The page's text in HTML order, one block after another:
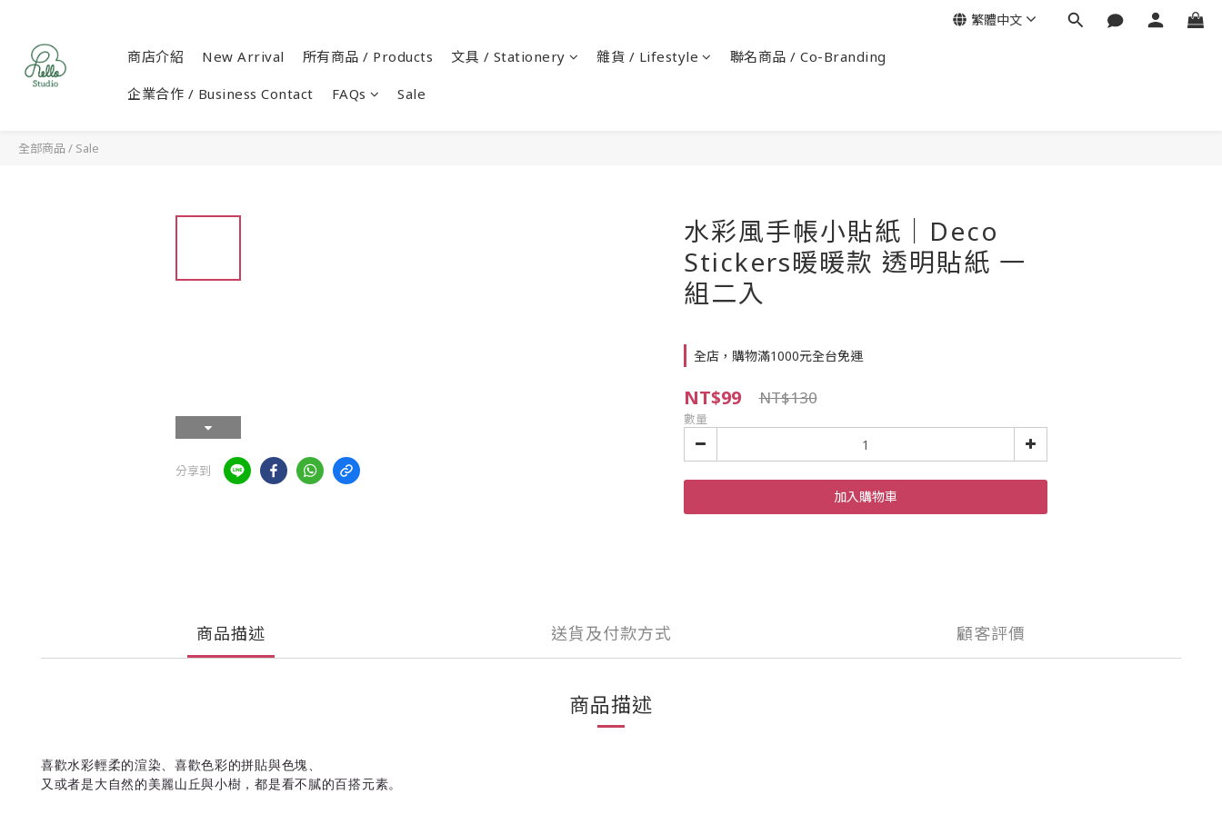
商店介紹 New Arrival 所有商品 / Products 文具 / Stationery 雜貨 / Lifestyle 聯名商品 / Co-Branding
企業合作 / Business Contact FAQs Sale
繁體中文
全部商品 / Sale
分享到
水彩風手帳小貼紙｜Deco
Stickers暖暖款 透明貼紙 一
組二入
全店，購物滿1000元全台免運
NT$99 NT$130
數量
加入購物車
商品描述 送貨及付款方式 顧客評價
商品描述
喜歡水彩輕柔的渲染、喜歡色彩的拼貼與色塊、
又或者是大自然的美麗山丘與小樹，都是看不膩的百搭元素。